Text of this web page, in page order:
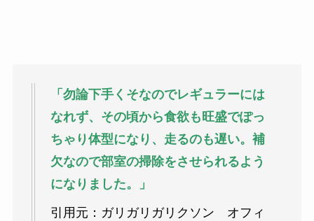
「勿論下手くそなのでレギュラーには
なれず、その頃から食欲も旺盛でぽっ
ちゃり体型になり、走るのも遅い。補
欠なので部室の掃除をさせられるよう
になりました。」
引用元：ガリガリガリクソン オフィ